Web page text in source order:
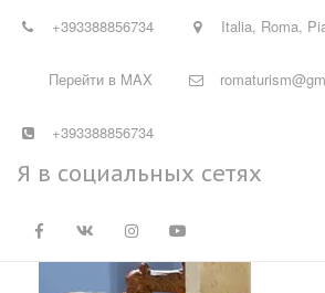
+393388856734 Italia, Roma,
Перейти в MAX
+393388856734
Я в социальных сетях